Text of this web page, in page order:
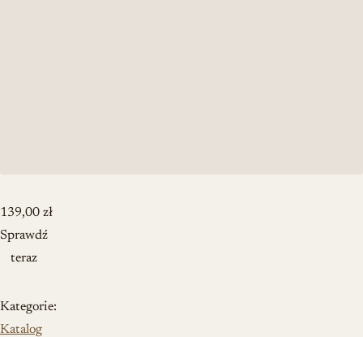
139,00 zł
Sprawdź
teraz
Kategorie:
Katalog